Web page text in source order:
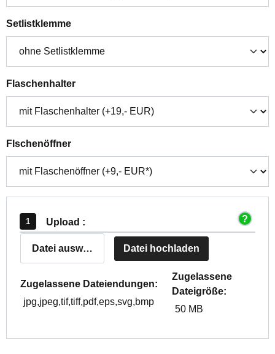
Setlistklemmeauswählen
Flaschenhalterauswählen
Flschenöffnerauswählen
Upload :
Datei auswählen Datei hochladen
Zugelassene Dateiendungen:
jpg,jpeg,tif,tiff,pdf,eps,svg,bmp
Zugelassene
Dateigröße:
50 MB